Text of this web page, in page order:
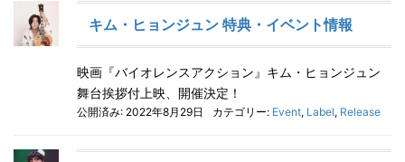
キム・ヒョンジュン 特典・イベント情報
映画『バイオレンスアクション』キム・ヒョンジュン
舞台挨拶付上映、開催決定！
公開済み: 2022年8月29日 カテゴリー: Event, Label, Release